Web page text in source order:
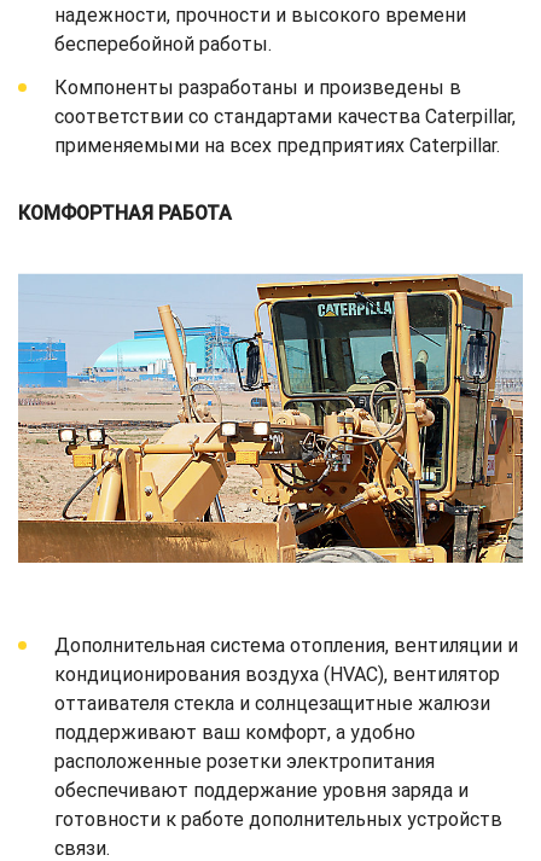
надежности, прочности и высокого времени
бесперебойной работы.
Компоненты разработаны и произведены в
соответствии со стандартами качества Caterpillar,
применяемыми на всех предприятиях Caterpillar.
КОМФОРТНАЯ РАБОТА
Дополнительная система отопления, вентиляции и
кондиционирования воздуха (HVAC), вентилятор
оттаивателя стекла и солнцезащитные жалюзи
поддерживают ваш комфорт, а удобно
расположенные розетки электропитания
обеспечивают поддержание уровня заряда и
готовности к работе дополнительных устройств
связи.